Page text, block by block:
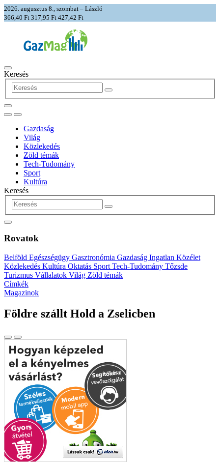
2026. augusztus 8., szombat – László
366,40 Ft 317,95 Ft 427,42 Ft
Keresés
Gazdaság
Világ
Közlekedés
Zöld témák
Tech-Tudomány
Sport
Kultúra
Keresés
Rovatok
Belföld Egészségügy Gasztronómia Gazdaság Ingatlan Közélet
Közlekedés Kultúra Oktatás Sport Tech-Tudomány Tőzsde
Turizmus Vállalatok Világ Zöld témák
Címkék
Magazinok
Földre szállt Hold a Zselicben